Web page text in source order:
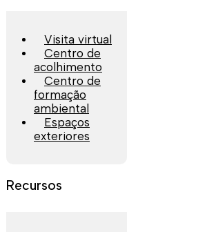
Visita virtual
Centro de
acolhimento
Centro de
formação
ambiental
Espaços
exteriores
Recursos